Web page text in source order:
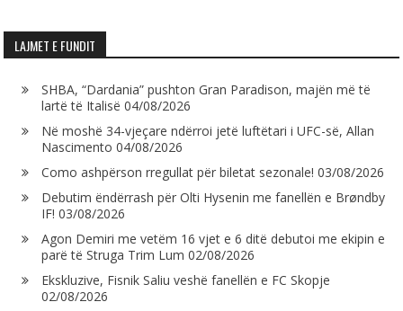
LAJMET E FUNDIT
SHBA, “Dardania” pushton Gran Paradison, majën më të
lartë të Italisë 04/08/2026
Në moshë 34-vjeçare ndërroi jetë luftëtari i UFC-së, Allan
Nascimento 04/08/2026
Como ashpërson rregullat për biletat sezonale! 03/08/2026
Debutim ëndërrash për Olti Hysenin me fanellën e Brøndby
IF! 03/08/2026
Agon Demiri me vetëm 16 vjet e 6 ditë debutoi me ekipin e
parë të Struga Trim Lum 02/08/2026
Ekskluzive, Fisnik Saliu veshë fanellën e FC Skopje
02/08/2026